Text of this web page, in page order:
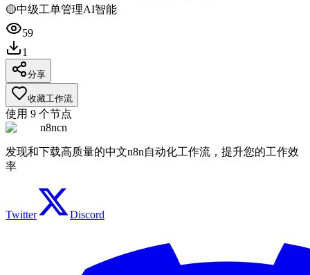
🟡中级工单管理AI智能
59
1
分享
收藏工作流
使用 9 个节点
n8ncn
发现和下载高质量的中文n8n自动化工作流，提升您的工作效
率
Twitter Discord